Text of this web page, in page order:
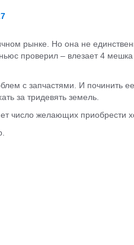
рынке. Но она не
проверил – влезает 4
с запчастями. И починить
за тридевять земель.
число желающих приобрести